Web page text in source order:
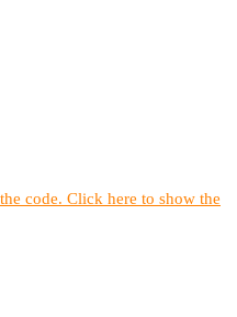
code. Click here to show the